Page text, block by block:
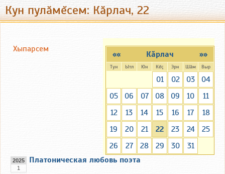
Кун пулăмĕсем: Кăрлач, 22
»»
«« Кăрлач
Тун Ытл Юн Кĕç Эрн Шăм Выр
01 02 03
04
05
06 07 08 09 10
11
12
13 14 15 16 17
18
19
20 21 22 23 24
25
26
27 28 29 30 31
Хыпарсем
2025
1
Платоническая любовь поэта